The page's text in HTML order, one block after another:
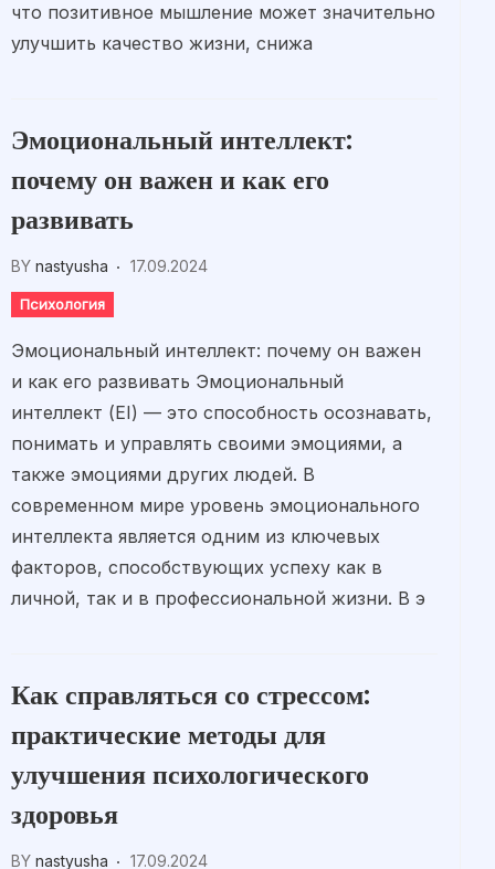
что позитивное мышление может значительно
улучшить качество жизни, снижа
Эмоциональный интеллект:
почему он важен и как его
развивать
BY nastyusha 17.09.2024
Психология
Эмоциональный интеллект: почему он важен
и как его развивать Эмоциональный
интеллект (EI) — это способность осознавать,
понимать и управлять своими эмоциями, а
также эмоциями других людей. В
современном мире уровень эмоционального
интеллекта является одним из ключевых
факторов, способствующих успеху как в
личной, так и в профессиональной жизни. В э
Как справляться со стрессом:
практические методы для
улучшения психологического
здоровья
BY nastyusha 17.09.2024